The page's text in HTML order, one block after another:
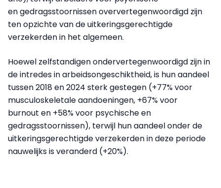
en gedragsstoornissen oververtegenwoordigd zijn
ten opzichte van de uitkeringsgerechtigde
verzekerden in het algemeen.
Hoewel zelfstandigen ondervertegenwoordigd zijn in
de intredes in arbeidsongeschiktheid, is hun aandeel
tussen 2018 en 2024 sterk gestegen (+77% voor
musculoskeletale aandoeningen, +67% voor
burnout en +58% voor psychische en
gedragsstoornissen), terwijl hun aandeel onder de
uitkeringsgerechtigde verzekerden in deze periode
nauwelijks is veranderd (+20%).